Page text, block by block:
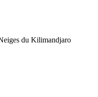
du Kilimandjaro